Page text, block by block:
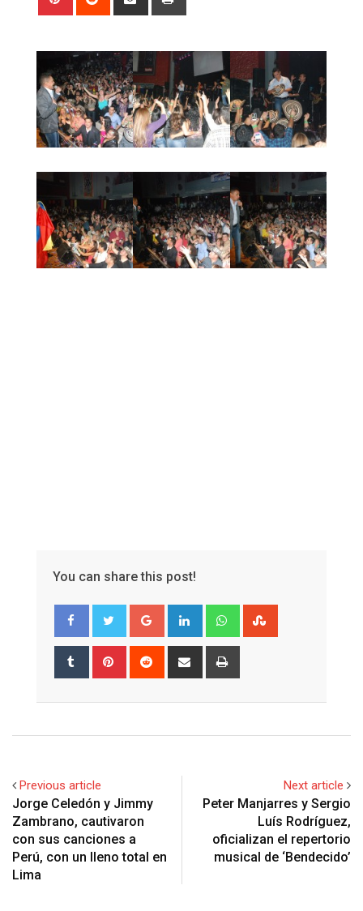
You can share this post!
Google+ LinkedIn Whatsapp
Tumblr Pinterest Reddit
Share
Previous article
Jorge Celedón y Jimmy
Zambrano, cautivaron
con sus canciones a
Perú, con un lleno total en
Lima
Next article
Peter Manjarres y Sergio
Luís Rodríguez,
oficializan el repertorio
musical de ‘Bendecido’